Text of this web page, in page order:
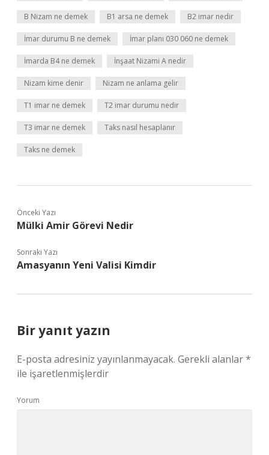
B Nizam ne demek B1 arsa ne demek B2 imar nedir
İmar durumu B ne demek İmar planı 030 060 ne demek
İmarda B4 ne demek İnşaat Nizami A nedir
Nizam kime denir Nizam ne anlama gelir
T1 imar ne demek T2 imar durumu nedir
T3 imar ne demek Taks nasıl hesaplanır
Taks ne demek
Önceki Yazı
Mülki Amir Görevi Nedir
Sonraki Yazı
Amasyanın Yeni Valisi Kimdir
Bir yanıt yazın
E-posta adresiniz yayınlanmayacak. Gerekli alanlar*
ile işaretlenmişlerdir
Yorum